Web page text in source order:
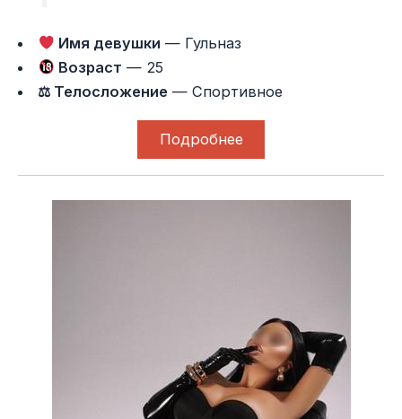
Имя девушки — Гульназ
Возраст — 25
⚖ Телосложение — Спортивное
Подробнее